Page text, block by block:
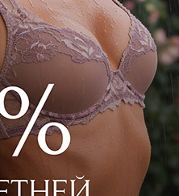
MEY
Трусы слип
2 250₽ 6 000